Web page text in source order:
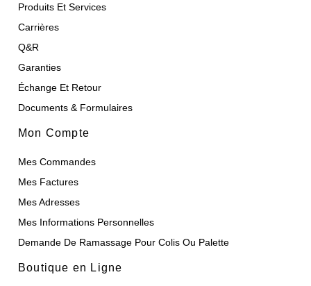
Produits Et Services
Carrières
Q&R
Garanties
Échange Et Retour
Documents & Formulaires
Mon Compte
Mes Commandes
Mes Factures
Mes Adresses
Mes Informations Personnelles
Demande De Ramassage Pour Colis Ou Palette
Boutique en Ligne